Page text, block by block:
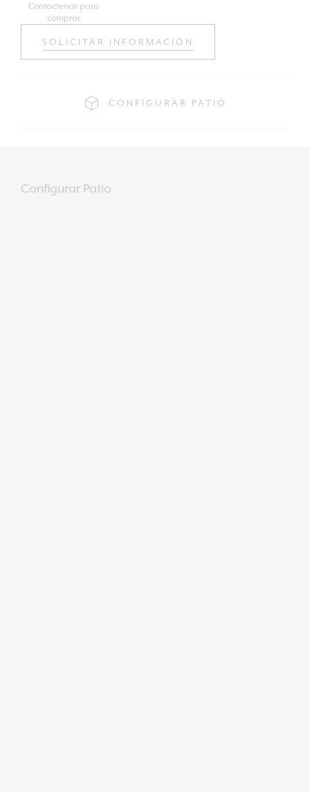
Contáctenos para
comprar
SOLICITAR INFORMACIÓN
CONFIGURAR PATIO
Configurar Patio